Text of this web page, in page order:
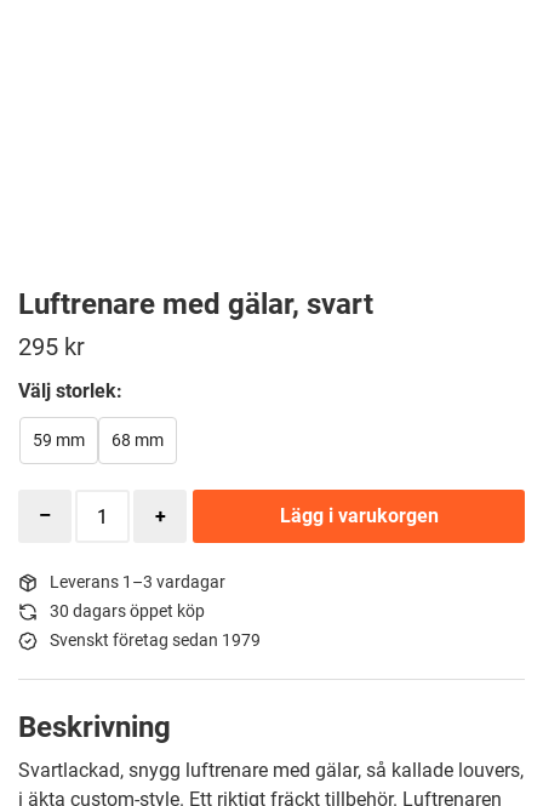
Luftrenare med gälar, svart
295 kr
Välj storlek:
59 mm 68 mm
Lägg i varukorgen
Leverans 1–3 vardagar
30 dagars öppet köp
Svenskt företag sedan 1979
Beskrivning
Svartlackad, snygg luftrenare med gälar, så kallade louvers,
i äkta custom-style. Ett riktigt fräckt tillbehör. Luftrenaren